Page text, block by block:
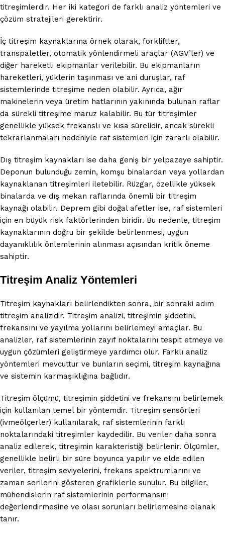
titreşimlerdir. Her iki kategori de farklı analiz yöntemleri ve
çözüm stratejileri gerektirir.
İç titreşim kaynaklarına örnek olarak, forkliftler,
transpaletler, otomatik yönlendirmeli araçlar (AGV’ler) ve
diğer hareketli ekipmanlar verilebilir. Bu ekipmanların
hareketleri, yüklerin taşınması ve ani duruşlar, raf
sistemlerinde titreşime neden olabilir. Ayrıca, ağır
makinelerin veya üretim hatlarının yakınında bulunan raflar
da sürekli titreşime maruz kalabilir. Bu tür titreşimler
genellikle yüksek frekanslı ve kısa sürelidir, ancak sürekli
tekrarlanmaları nedeniyle raf sistemleri için zararlı olabilir.
Dış titreşim kaynakları ise daha geniş bir yelpazeye sahiptir.
Deponun bulunduğu zemin, komşu binalardan veya yollardan
kaynaklanan titreşimleri iletebilir. Rüzgar, özellikle yüksek
binalarda ve dış mekan raflarında önemli bir titreşim
kaynağı olabilir. Deprem gibi doğal afetler ise, raf sistemleri
için en büyük risk faktörlerinden biridir. Bu nedenle, titreşim
kaynaklarının doğru bir şekilde belirlenmesi, uygun
dayanıklılık önlemlerinin alınması açısından kritik öneme
sahiptir.
Titreşim Analiz Yöntemleri
Titreşim kaynakları belirlendikten sonra, bir sonraki adım
titreşim analizidir. Titreşim analizi, titreşimin şiddetini,
frekansını ve yayılma yollarını belirlemeyi amaçlar. Bu
analizler, raf sistemlerinin zayıf noktalarını tespit etmeye ve
uygun çözümleri geliştirmeye yardımcı olur. Farklı analiz
yöntemleri mevcuttur ve bunların seçimi, titreşim kaynağına
ve sistemin karmaşıklığına bağlıdır.
Titreşim ölçümü, titreşimin şiddetini ve frekansını belirlemek
için kullanılan temel bir yöntemdir. Titreşim sensörleri
(ivmeölçerler) kullanılarak, raf sistemlerinin farklı
noktalarındaki titreşimler kaydedilir. Bu veriler daha sonra
analiz edilerek, titreşimin karakteristiği belirlenir. Ölçümler,
genellikle belirli bir süre boyunca yapılır ve elde edilen
veriler, titreşim seviyelerini, frekans spektrumlarını ve
zaman serilerini gösteren grafiklerle sunulur. Bu bilgiler,
mühendislerin raf sistemlerinin performansını
değerlendirmesine ve olası sorunları belirlemesine olanak
tanır.